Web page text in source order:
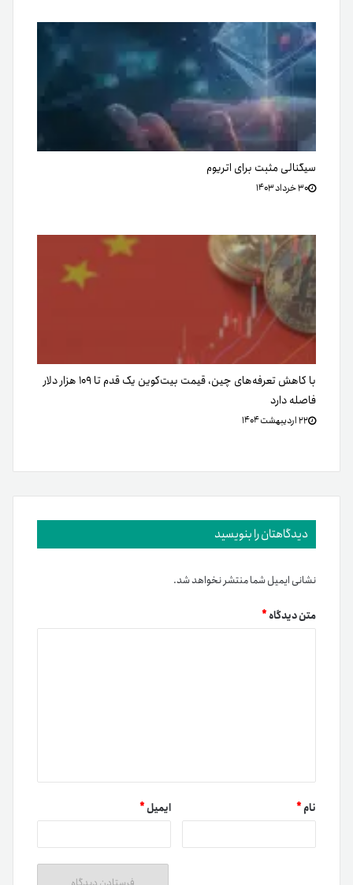
سیگنالی مثبت برای اتریوم
۳۰ خرداد ۱۴۰۳
با کاهش تعرفه‌های چین، قیمت بیت‌کوین یک قدم تا ۱۰۹ هزار دلار
فاصله دارد
۲۲ اردیبهشت ۱۴۰۴
دیدگاهتان را بنویسید
نشانی ایمیل شما منتشر نخواهد شد.
متن دیدگاه*
نام* ایمیل*